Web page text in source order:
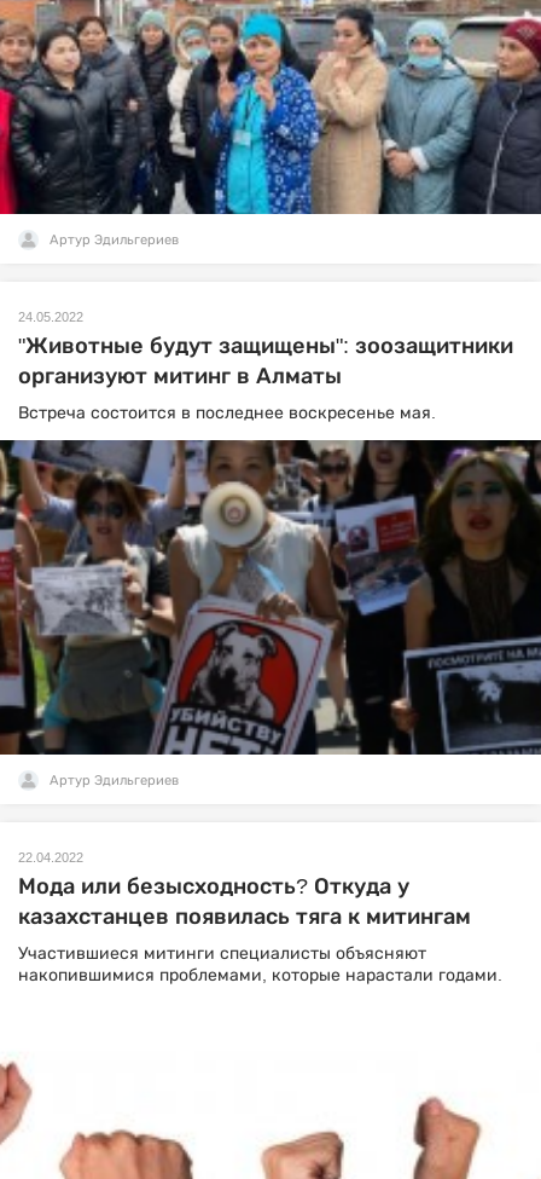
Артур Эдильгериев
24.05.2022
"Животные будут защищены": зоозащитники
организуют митинг в Алматы
Встреча состоится в последнее воскресенье мая.
Артур Эдильгериев
22.04.2022
Мода или безысходность? Откуда у
казахстанцев появилась тяга к митингам
Участившиеся митинги специалисты объясняют
накопившимися проблемами, которые нарастали годами.